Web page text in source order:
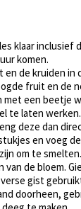
klaar inclusief
komen.
de kruiden in
fruit en de
met een beetje
te laten
deze dan
en voeg
om te
van de bloem.
gist
doorheen,